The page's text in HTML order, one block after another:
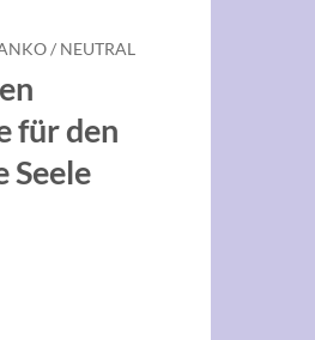
/ NEUTRAL
für den
Seele